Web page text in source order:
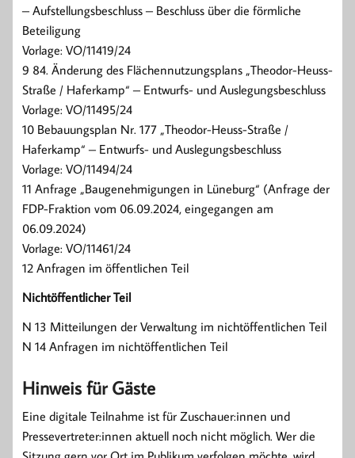
– Aufstellungsbeschluss – Beschluss über die förmliche
Beteiligung
Vorlage: VO/11419/24
9 84. Änderung des Flächennutzungsplans „Theodor-Heuss-
Straße / Haferkamp“ – Entwurfs- und Auslegungsbeschluss
Vorlage: VO/11495/24
10 Bebauungsplan Nr. 177 „Theodor-Heuss-Straße /
Haferkamp“ – Entwurfs- und Auslegungsbeschluss
Vorlage: VO/11494/24
11 Anfrage „Baugenehmigungen in Lüneburg“ (Anfrage der
FDP-Fraktion vom 06.09.2024, eingegangen am
06.09.2024)
Vorlage: VO/11461/24
12 Anfragen im öffentlichen Teil
Nichtöffentlicher Teil
N 13 Mitteilungen der Verwaltung im nichtöffentlichen Teil
N 14 Anfragen im nichtöffentlichen Teil
Hinweis für Gäste
Eine digitale Teilnahme ist für Zuschauer:innen und
Pressevertreter:innen aktuell noch nicht möglich. Wer die